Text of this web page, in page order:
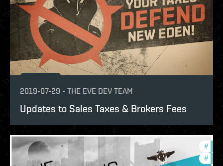
2019-07-29 - THE EVE DEV TEAM
Updates to Sales Taxes & Brokers Fees
#
#